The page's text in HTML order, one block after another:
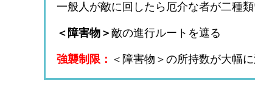
一般人が敵に回したら厄介な者が二種
＜障害物＞敵の進行ルートを遮る
強襲制限： ＜障害物＞の所持数が大幅